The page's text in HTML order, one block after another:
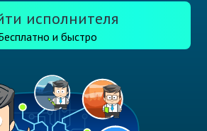
исполнителя
и быстро